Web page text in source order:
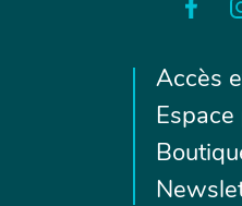
Accès
Espace